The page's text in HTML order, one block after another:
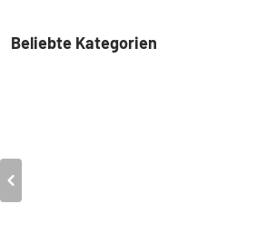
Beliebte Kategorien